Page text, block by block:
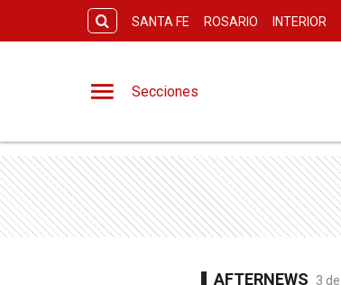
SANTA FE ROSARIO INTERIOR
Secciones
AFTERNEWS 3